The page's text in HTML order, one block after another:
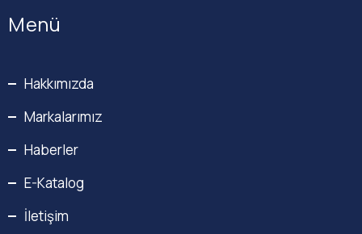
Menü
Hakkımızda
Markalarımız
Haberler
E-Katalog
İletişim